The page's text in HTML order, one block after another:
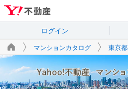
ログイン
マンションカタログ 東京都